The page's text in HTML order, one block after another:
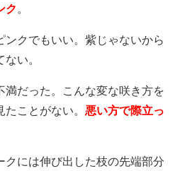
ク
ンクでもいい。紫じゃないから
い。
満だった。こんな変な咲き方を
ことがない。 悪い方で際立っ
クには伸び出した枝の先端部分